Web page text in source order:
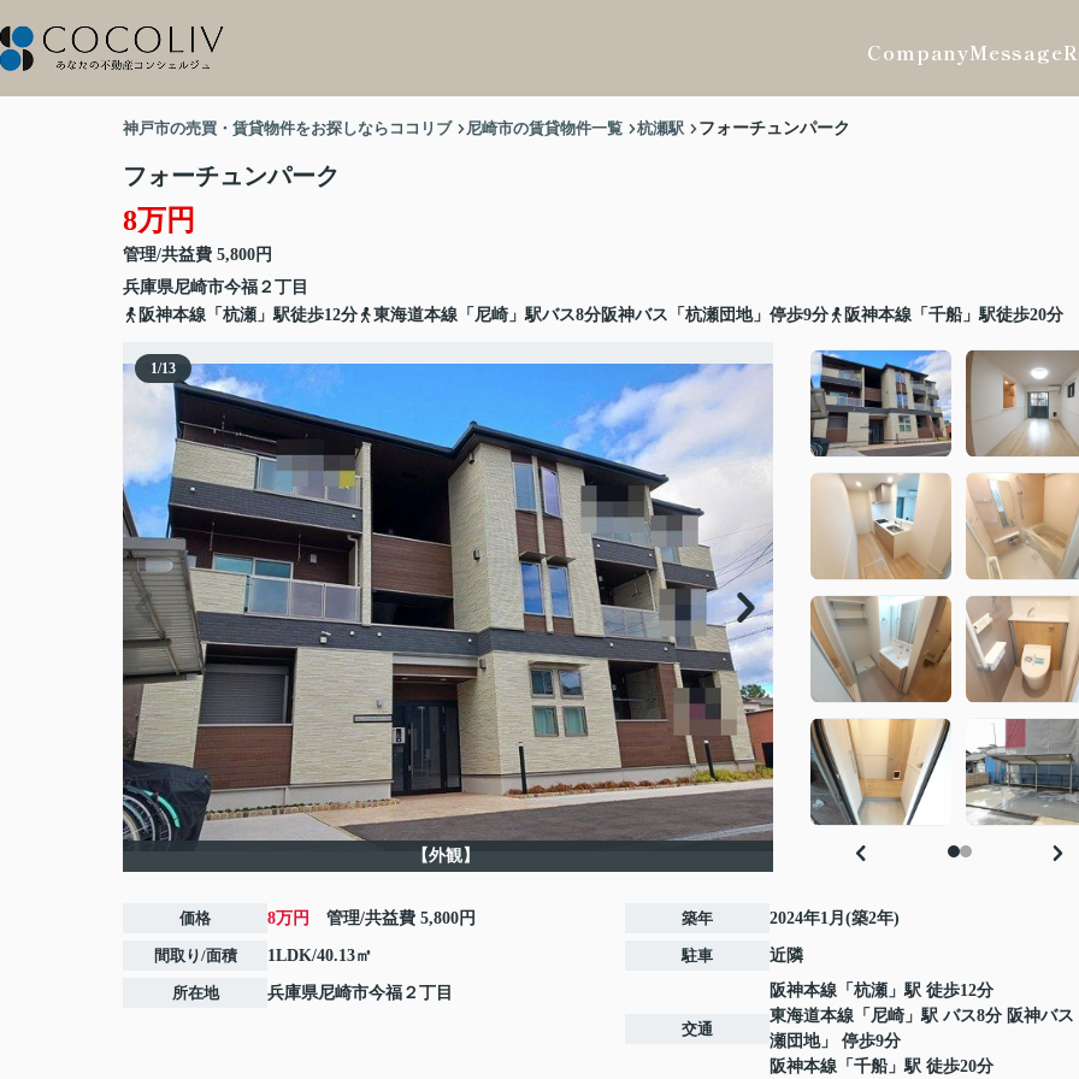
CompanyMessage
神戸市の売買・賃貸物件をお探しならココリブ 尼崎市の賃貸物件一覧 杭瀬駅 フォーチュンパーク
フォーチュンパーク
8万円
管理/共益費 5,800円
兵庫県尼崎市今福 ２丁目
阪神本線「杭瀬」駅徒歩12分
東海道本線「尼崎」駅バス8分阪神バス「杭瀬団地」停歩9分 阪神本線「千船」駅徒歩20分
1/13
【外観】
価格 8万円 管理/共益費 5,800円
間取り/面積 1LDK/40.13㎡
所在地 兵庫県尼崎市今福 ２丁目
築年 2024年1月(築2年)
駐車 近隣
交通
阪神本線 「 杭瀬 」駅 徒歩12分
東海道本線 「 尼崎 」駅 バス8分 阪神バス
瀬団地」 停歩9分
阪神本線 「 千船」駅 徒歩20分